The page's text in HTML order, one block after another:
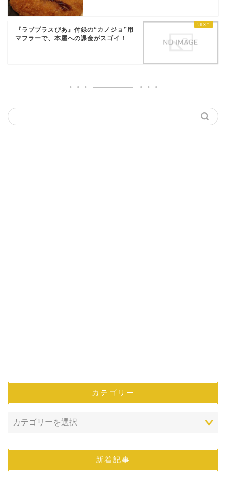
『ラブプラスぴあ』付録の“カノジョ”用
マフラーで、本屋への課金がスゴイ！
カテゴリー
新着記事